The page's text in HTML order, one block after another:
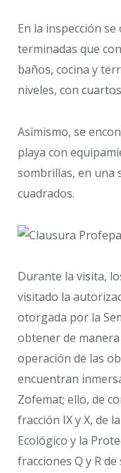
En la inspección
terminadas que
baños, cocina y
niveles, con
Asimismo, se
playa con
sombrillas, en una
cuadrados.
Durante la visita,
visitado la
otorgada por la
obtener de
operación de las
encuentran
Zofemat; ello, de
fracción IX y X, de
Ecológico y la
fracciones Q y R